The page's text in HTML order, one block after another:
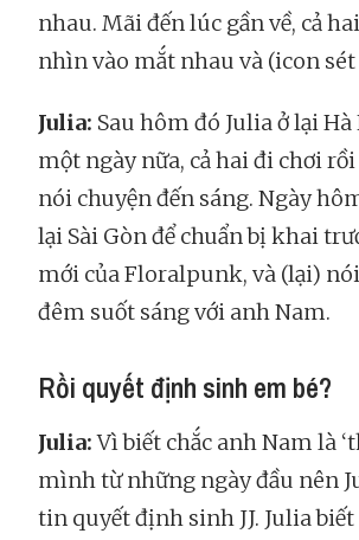
nhau. Mãi đến lúc gần về, cả
nhìn vào mắt nhau và (icon sét
Julia: Sau hôm đó Julia ở lại
một ngày nữa, cả hai đi chơi
nói chuyện đến sáng. Ngày
lại Sài Gòn để chuẩn bị khai
mới của Floralpunk, và (lại)
đêm suốt sáng với anh Nam.
Rồi quyết định sinh em bé?
Julia:Vì biết chắc anh Nam là
mình từ những ngày đầu nên
tin quyết định sinh JJ. Julia biết